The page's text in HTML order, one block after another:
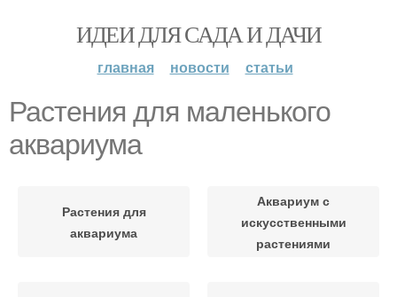
ИДЕИ ДЛЯ САДА И ДАЧИ
главная новости статьи
Растения для маленького
аквариума
Растения для
аквариума
Аквариум с
искусственными
растениями